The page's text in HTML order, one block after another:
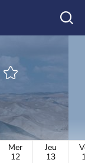
Mer
12
Jeu
13